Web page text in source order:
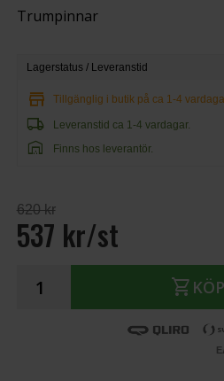
Trumpinnar
Lagerstatus / Leveranstid
store Tillgänglig i butik på ca 1-4
local_shipping Leveranstid ca 1-4 vardagar.
warehouse Finns hos leverantör.
620 kr
537 kr/st
shopping_cart KÖP